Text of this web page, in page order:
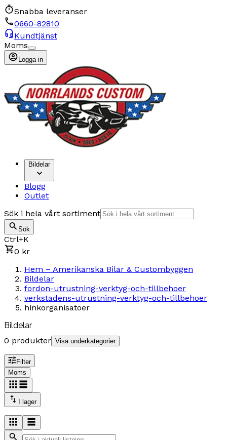
Snabba leveranser
0660-82810
Kundtjänst
Moms
Logga in
Bildelar
Blogg
Outlet
Sök i hela vårt sortiment
Sök
Ctrl+K
0 kr
Hem – Amerikanska Bilar & Custombyggen
Bildelar
fordon-utrustning-verktyg-och-tillbehoer
verkstadens-utrustning-verktyg-och-tillbehoer
hinkorganisatoer
Bildelar
0 produkter Visa underkategorier
Filter
Moms
I lager